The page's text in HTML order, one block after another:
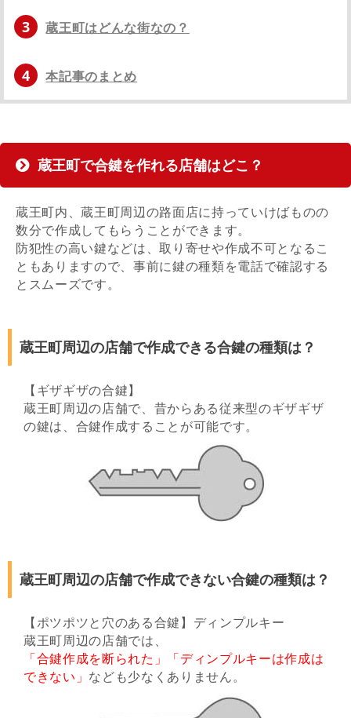
3 蔵王町はどんな街なの？
4 本記事のまとめ
蔵王町で合鍵を作れる店舗はどこ？
蔵王町内、蔵王町周辺の路面店に持っていけばものの
数分で作成してもらうことができます。
防犯性の高い鍵などは、取り寄せや作成不可となるこ
ともありますので、事前に鍵の種類を電話で確認する
とスムーズです。
蔵王町周辺の店舗で作成できる合鍵の種類は？
【ギザギザの合鍵】
蔵王町周辺の店舗で、昔からある従来型のギザギザ
の鍵は、合鍵作成することが可能です。
蔵王町周辺の店舗で作成できない合鍵の種類は？
【ポツポツと穴のある合鍵】ディンプルキー
蔵王町周辺の店舗では、
「合鍵作成を断られた」「ディンプルキーは作成は
できない」 なども少なくありません。